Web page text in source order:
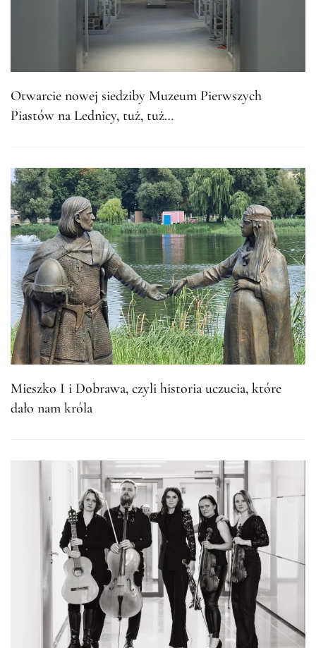
Otwarcie nowej siedziby Muzeum Pierwszych
Piastów na Lednicy, tuż, tuż…
Mieszko I i Dobrawa, czyli historia uczucia, które
dało nam króla